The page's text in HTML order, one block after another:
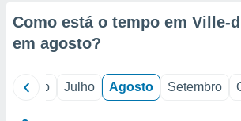
1199
Como está o tempo em Ville-
em agosto?
Junho Julho Agosto Setembro